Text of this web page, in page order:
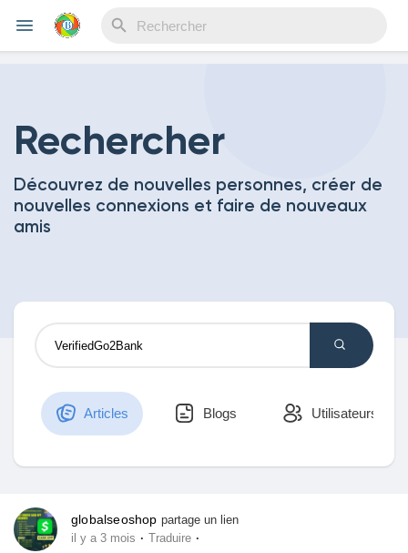
Découvrir Evènements
Découvrir Blogs
Mes Articles
Rechercher
Découvrez de nouvelles personnes, créer de
nouvelles connexions et faire de nouveaux
amis
Articles Blogs Utilisateurs
globalseoshop partage un lien
il y a 3 mois · Traduire ·